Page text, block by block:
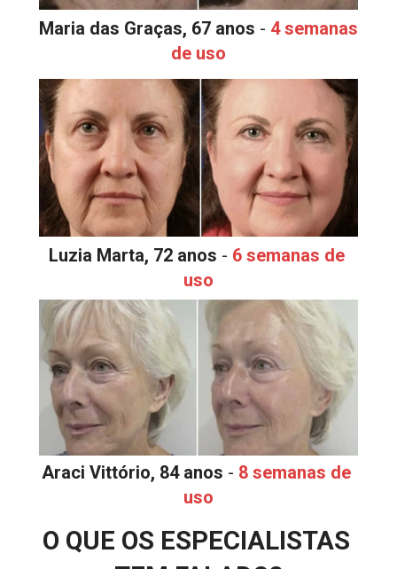
Maria das Graças, 67 anos - 4 semanas
de uso
Luzia Marta, 72 anos - 6 semanas de
uso
Araci Vittório, 84 anos - 8 semanas de
uso
O QUE OS ESPECIALISTAS